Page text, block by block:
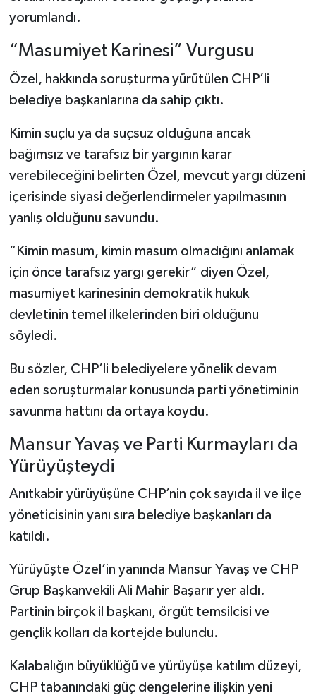
yorumlandı.
“Masumiyet Karinesi” Vurgusu
Özel, hakkında soruşturma yürütülen CHP’li
belediye başkanlarına da sahip çıktı.
Kimin suçlu ya da suçsuz olduğuna ancak
bağımsız ve tarafsız bir yargının karar
verebileceğini belirten Özel, mevcut yargı düzeni
içerisinde siyasi değerlendirmeler yapılmasının
yanlış olduğunu savundu.
“Kimin masum, kimin masum olmadığını anlamak
için önce tarafsız yargı gerekir” diyen Özel,
masumiyet karinesinin demokratik hukuk
devletinin temel ilkelerinden biri olduğunu
söyledi.
Bu sözler, CHP’li belediyelere yönelik devam
eden soruşturmalar konusunda parti yönetiminin
savunma hattını da ortaya koydu.
Mansur Yavaş ve Parti Kurmayları da
Yürüyüşteydi
Anıtkabir yürüyüşüne CHP’nin çok sayıda il ve ilçe
yöneticisinin yanı sıra belediye başkanları da
katıldı.
Yürüyüşte Özel’in yanında Mansur Yavaş ve CHP
Grup Başkanvekili Ali Mahir Başarır yer aldı.
Partinin birçok il başkanı, örgüt temsilcisi ve
gençlik kolları da kortejde bulundu.
Kalabalığın büyüklüğü ve yürüyüşe katılım düzeyi,
CHP tabanındaki güç dengelerine ilişkin yeni